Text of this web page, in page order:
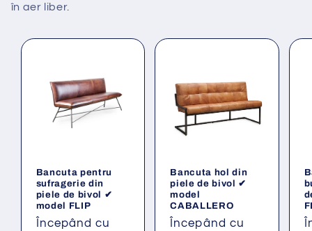
în aer liber.
Bancuta pentru
sufragerie din
piele de bivol ✔
model FLIP
Preț
Începând cu
Bancuta hol din
piele de bivol ✔
model
CABALLERO
Preț
Începând cu